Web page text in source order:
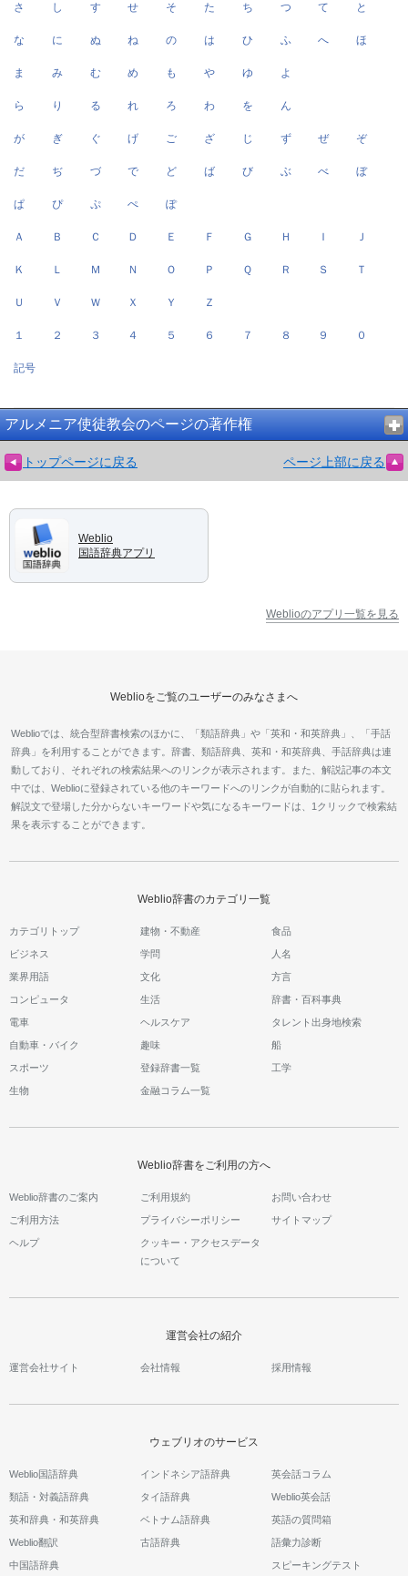
さ し す せ そ た ち つ て と
な に ぬ ね の は ひ ふ へ ほ
ま み む め も や ゆ よ
ら り る れ ろ わ を ん
が ぎ ぐ げ ご ざ じ ず ぜ ぞ
だ ぢ づ で ど ば び ぶ べ ぼ
ぱ ぴ ぷ ぺ ぽ
Ａ Ｂ Ｃ Ｄ Ｅ Ｆ Ｇ Ｈ Ｉ Ｊ
Ｋ Ｌ Ｍ Ｎ Ｏ Ｐ Ｑ Ｒ Ｓ Ｔ
Ｕ Ｖ Ｗ Ｘ Ｙ Ｚ
１ ２ ３ ４ ５ ６ ７ ８ ９ ０
記号
アルメニア使徒教会のページの著作権
トップページに戻る ページ上部に戻る
Weblio
国語辞典アプリ
Weblioのアプリ一覧を見る
Weblioをご覧のユーザーのみなさまへ
Weblioでは、統合型辞書検索のほかに、「類語辞典」や「英和・和英辞典」、「手話
辞典」を利用することができます。辞書、類語辞典、英和・和英辞典、手話辞典は連
動しており、それぞれの検索結果へのリンクが表示されます。また、解説記事の本文
中では、Weblioに登録されている他のキーワードへのリンクが自動的に貼られます。
解説文で登場した分からないキーワードや気になるキーワードは、1クリックで検索結
果を表示することができます。
Weblio辞書のカテゴリ一覧
カテゴリトップ 建物・不動産 食品
ビジネス 学問 人名
業界用語 文化 方言
コンピュータ 生活 辞書・百科事典
電車 ヘルスケア タレント出身地検索
自動車・バイク 趣味 船
スポーツ 登録辞書一覧 工学
生物 金融コラム一覧
Weblio辞書をご利用の方へ
Weblio辞書のご案内 ご利用規約 お問い合わせ
ご利用方法 プライバシーポリシー サイトマップ
ヘルプ
クッキー・アクセスデータ
について
運営会社の紹介
運営会社サイト 会社情報 採用情報
ウェブリオのサービス
Weblio国語辞典
類語・対義語辞典
英和辞典・和英辞典
Weblio翻訳
中国語辞典
インドネシア語辞典
タイ語辞典
ベトナム語辞典
古語辞典
英会話コラム
Weblio英会話
英語の質問箱
語彙力診断
スピーキングテスト